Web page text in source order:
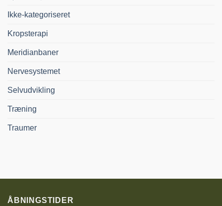
Ikke-kategoriseret
Kropsterapi
Meridianbaner
Nervesystemet
Selvudvikling
Træning
Traumer
ÅBNINGSTIDER